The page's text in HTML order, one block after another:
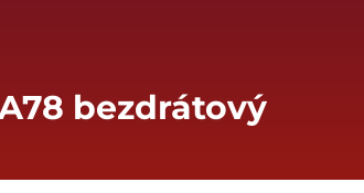
bezdrátový